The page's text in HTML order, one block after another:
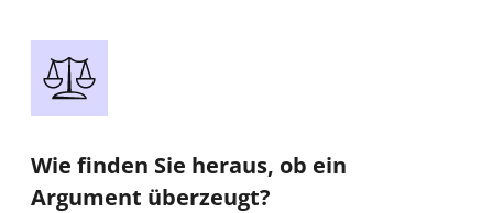
Wie finden Sie heraus, ob ein
Argument überzeugt?